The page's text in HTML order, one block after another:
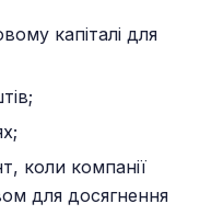
капіталі для
коли компанії
для досягнення